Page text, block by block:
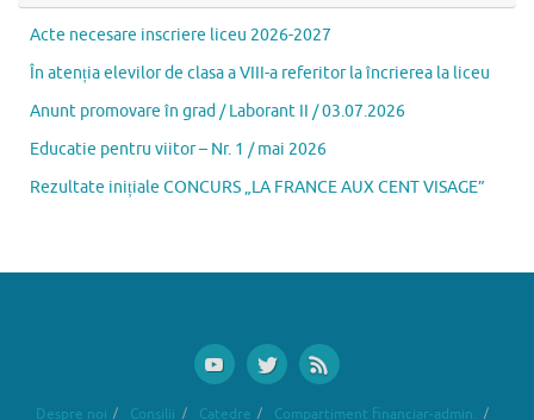
Acte necesare inscriere liceu 2026-2027
În atenția elevilor de clasa a VIII-a referitor la încrierea la liceu
Anunt promovare în grad / Laborant II / 03.07.2026
Educatie pentru viitor – Nr. 1 / mai 2026
Rezultate inițiale CONCURS „LA FRANCE AUX CENT VISAGE”
Despre noi Consilii Catedre Compartiment financiar-admin.